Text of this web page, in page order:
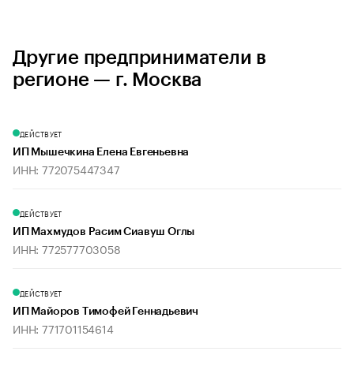
Другие предприниматели в
регионе — г. Москва
ДЕЙСТВУЕТ
ИП Мышечкина Елена Евгеньевна
ИНН: 772075447347
ДЕЙСТВУЕТ
ИП Махмудов Расим Сиавуш Оглы
ИНН: 772577703058
ДЕЙСТВУЕТ
ИП Майоров Тимофей Геннадьевич
ИНН: 771701154614